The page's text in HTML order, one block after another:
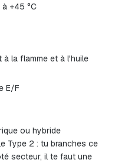
+45 °C
la flamme et à l'huile
E/F
ou hybride
Type 2 : tu branches ce
secteur, il te faut une